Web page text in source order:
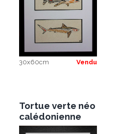
30x60cm Vendu
Tortue verte néo
calédonienne